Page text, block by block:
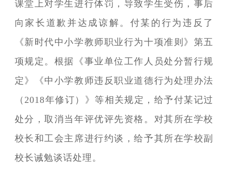
课堂上对学生进行体罚，导致学生受伤，事后
向家长道歉并达成谅解。付某的行为违反了
《新时代中小学教师职业行为十项准则》第五
项规定。根据《事业单位工作人员处分暂行规
定》《中小学教师违反职业道德行为处理办法
（2018年修订）》等相关规定，给予付某记过
处分，取消当年评优评先资格。对其所在学校
校长和工会主席进行约谈，给予其所在学校副
校长诫勉谈话处理。